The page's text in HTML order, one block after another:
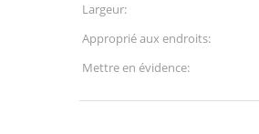
Largeur:
Approprié aux endroits:
Mettre en évidence: